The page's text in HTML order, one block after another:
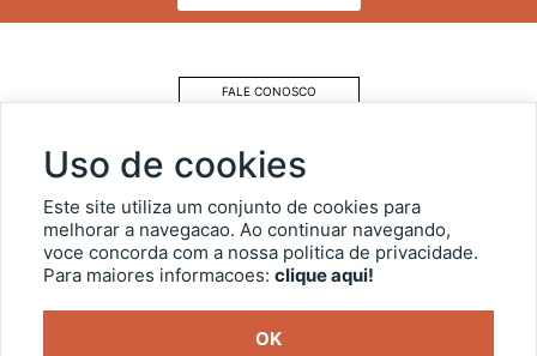
FALE CONOSCO
ESTACIONAMENTO
OUVIDORIA
Uso de cookies
Este site utiliza um conjunto de cookies para
melhorar a navegacao. Ao continuar navegando,
voce concorda com a nossa politica de privacidade.
Para maiores informacoes: clique aqui!
OK